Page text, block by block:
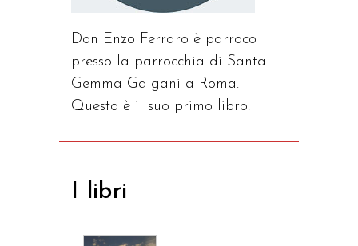
Don Enzo Ferraro è parroco
presso la parrocchia di Santa
Gemma Galgani a Roma.
Questo è il suo primo libro.
I libri